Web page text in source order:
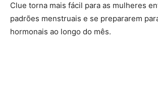
Clue torna mais fácil para as mulheres
padrões menstruais e se prepararem
hormonais ao longo do mês.